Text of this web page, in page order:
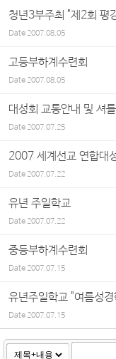
청년3부주최 "제2회 평
Date2007.08.05
고등부하계수련회
Date2007.08.05
대성회 교통안내 및 셔
Date2007.07.25
2007 세계선교 연합대
Date2007.07.22
유년 주일학교
Date2007.07.22
중등부하계수련회
Date2007.07.15
유년주일학교 "여름성
Date2007.07.15